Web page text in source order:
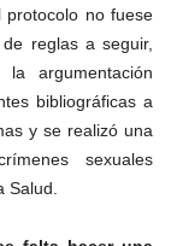
protocolo no fuese
reglas a seguir,
argumentación
bibliográficas a
y se realizó una
sexuales
Salud.